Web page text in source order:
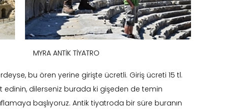
MYRA ANTİK TİYATRO
bu ören yerine girişte ücretli. Giriş ücreti 15 tl.
dilerseniz burada ki gişeden de temin
başlıyoruz. Antik tiyatroda bir süre buranın